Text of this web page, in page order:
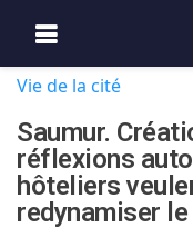
Vie de la cité
Saumur.
réflexions
hôteliers
redynamiser